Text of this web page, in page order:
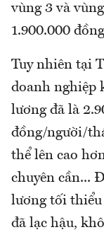
vùng 3 và
1.900.000
Tuy nhiên tại
doanh nghiệp
lương đã là
đồng/người/
thể lên cao
chuyên cần...
lương tối thiểu
đã lạc hậu,